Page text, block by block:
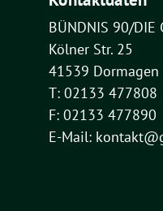
BÜNDNIS 90/DIE
Kölner Str. 25
41539 Dormagen
T: 02133 477808
F: 02133 477890
E-Mail: